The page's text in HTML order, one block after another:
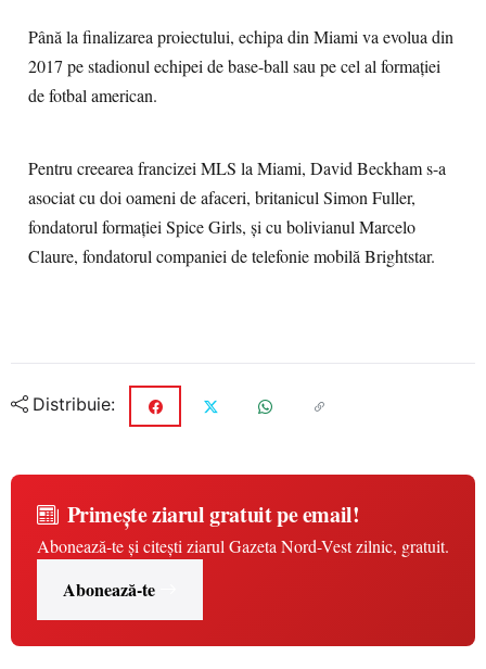
Până la finalizarea proiectului, echipa din Miami va evolua din
2017 pe stadionul echipei de base-ball sau pe cel al formaţiei
de fotbal american.
Pentru creearea francizei MLS la Miami, David Beckham s-a
asociat cu doi oameni de afaceri, britanicul Simon Fuller,
fondatorul formaţiei Spice Girls, şi cu bolivianul Marcelo
Claure, fondatorul companiei de telefonie mobilă Brightstar.
Distribuie:
Primește ziarul gratuit pe email!
Abonează-te și citești ziarul Gazeta Nord-Vest zilnic, gratuit.
Abonează-te